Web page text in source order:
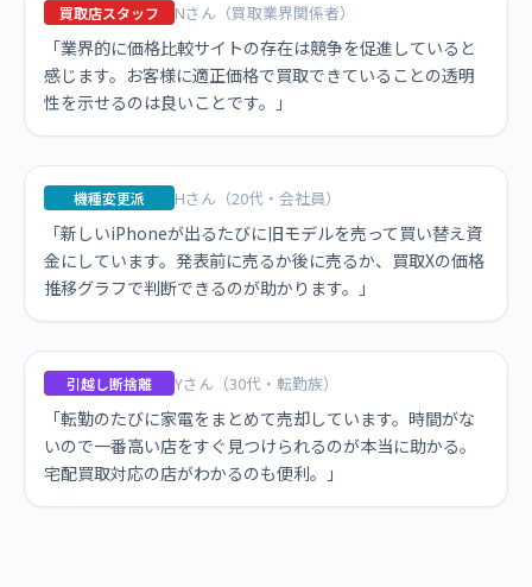
買取店スタッフ Nさん（買取業界関係者）
「業界的に価格比較サイトの存在は競争を促進していると
感じます。お客様に適正価格で買取できていることの透明
性を示せるのは良いことです。」
機種変更派 Hさん（20代・会社員）
「新しいiPhoneが出るたびに旧モデルを売って買い替え資
金にしています。発表前に売るか後に売るか、買取Xの価格
推移グラフで判断できるのが助かります。」
引越し断捨離 Yさん（30代・転勤族）
「転勤のたびに家電をまとめて売却しています。時間がな
いので一番高い店をすぐ見つけられるのが本当に助かる。
宅配買取対応の店がわかるのも便利。」